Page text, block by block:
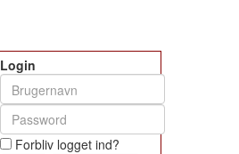
Login
Forbliv logget ind?